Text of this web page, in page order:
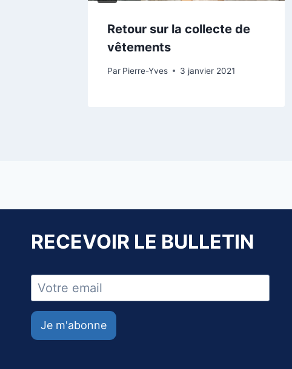
Retour sur la collecte de
vêtements
Par Pierre-Yves 3 janvier 2021
RECEVOIR LE BULLETIN
Je m'abonne